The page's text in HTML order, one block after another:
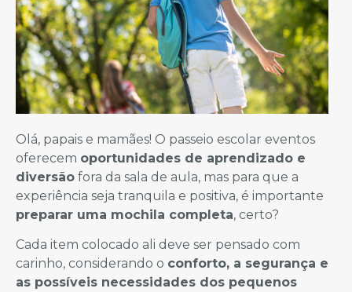
Olá, papais e mamães! O passeio escolar eventos
oferecem oportunidades de aprendizado e
diversão fora da sala de aula, mas para que a
experiência seja tranquila e positiva, é importante
preparar uma mochila completa, certo?
Cada item colocado ali deve ser pensado com
carinho, considerando o conforto, a segurança e
as possíveis necessidades dos pequenos